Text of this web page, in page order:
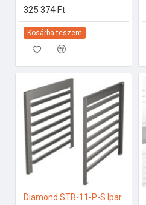
325 374 Ft
Kosárba teszem